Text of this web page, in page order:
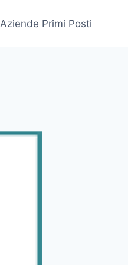
Aziende Primi Posti